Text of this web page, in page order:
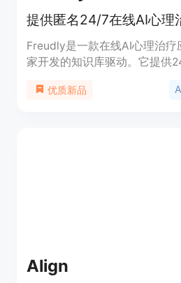
Freudly是一款在线AI心理治疗
家开发的知识库驱动。它提供
为提供专业、便捷、个性化的
优质新品
Align